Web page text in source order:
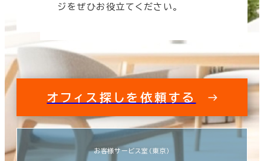
ジをぜひお役立てください。
オフィス探しを依頼する
お客様サービス室（東京）